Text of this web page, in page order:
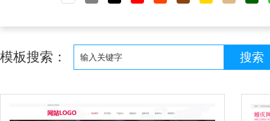
模板搜索：